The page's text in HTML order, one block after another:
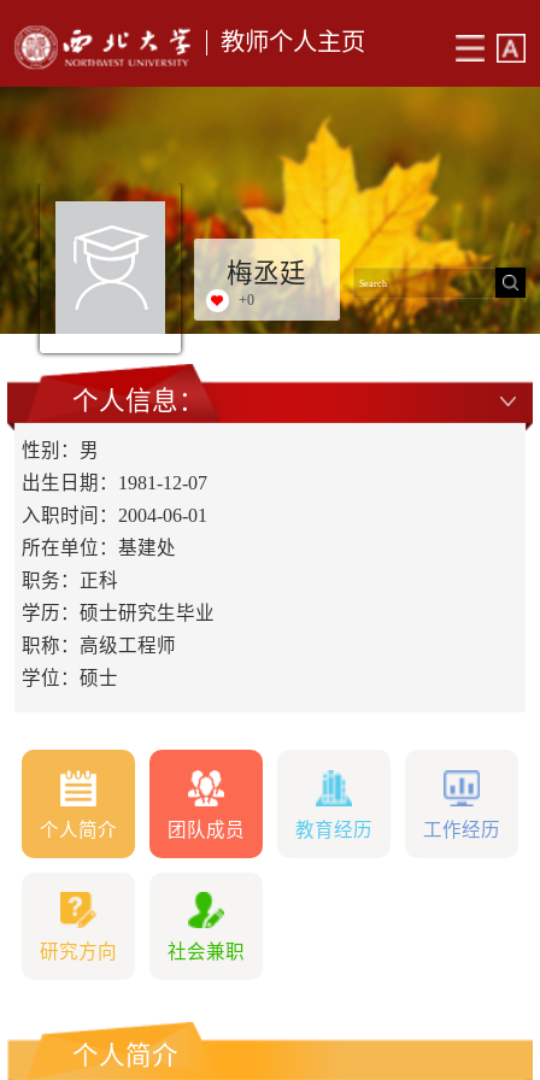
教师个人主页
梅丞廷
+0
个人信息：
性别：男
出生日期：1981-12-07
入职时间：2004-06-01
所在单位：基建处
职务：正科
学历：硕士研究生毕业
职称：高级工程师
学位：硕士
个人简介 团队成员 教育经历 工作经历
研究方向 社会兼职
个人简介